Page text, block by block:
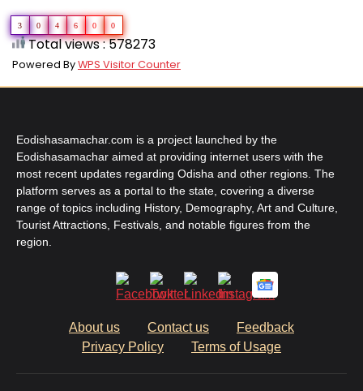
3 0 4 6 0 0
Total views : 578273
Powered ByWPS Visitor Counter
Eodishasamachar.com is a project launched by the
Eodishasamachar aimed at providing internet users with the
most recent updates regarding Odisha and other regions. The
platform serves as a portal to the state, covering a diverse
range of topics including History, Demography, Art and Culture,
Tourist Attractions, Festivals, and notable figures from the
region.
About us Contact us
Feedback
Privacy Policy
Terms of Usage